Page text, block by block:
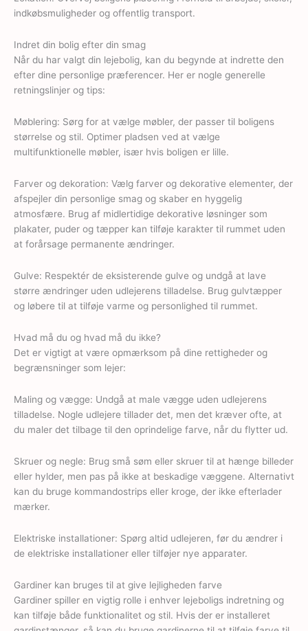
indkøbsmuligheder og offentlig transport.
Indret din bolig efter din smag
Når du har valgt din lejebolig, kan du begynde at indrette den
efter dine personlige præferencer. Her er nogle generelle
retningslinjer og tips:
Møblering: Sørg for at vælge møbler, der passer til boligens
størrelse og stil. Optimer pladsen ved at vælge
multifunktionelle møbler, især hvis boligen er lille.
Farver og dekoration: Vælg farver og dekorative elementer, der
afspejler din personlige smag og skaber en hyggelig
atmosfære. Brug af midlertidige dekorative løsninger som
plakater, puder og tæpper kan tilføje karakter til rummet uden
at forårsage permanente ændringer.
Gulve: Respektér de eksisterende gulve og undgå at lave
større ændringer uden udlejerens tilladelse. Brug gulvtæpper
og løbere til at tilføje varme og personlighed til rummet.
Hvad må du og hvad må du ikke?
Det er vigtigt at være opmærksom på dine rettigheder og
begrænsninger som lejer:
Maling og vægge: Undgå at male vægge uden udlejerens
tilladelse. Nogle udlejere tillader det, men det kræver ofte, at
du maler det tilbage til den oprindelige farve, når du flytter ud.
Skruer og negle: Brug små søm eller skruer til at hænge billeder
eller hylder, men pas på ikke at beskadige væggene. Alternativt
kan du bruge kommandostrips eller kroge, der ikke efterlader
mærker.
Elektriske installationer: Spørg altid udlejeren, før du ændrer i
de elektriske installationer eller tilføjer nye apparater.
Gardiner kan bruges til at give lejligheden farve
Gardiner spiller en vigtig rolle i enhver lejeboligs indretning og
kan tilføje både funktionalitet og stil. Hvis der er installeret